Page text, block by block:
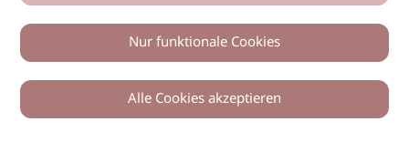
0
Nur funktionale Cookies
Alle Cookies akzeptieren